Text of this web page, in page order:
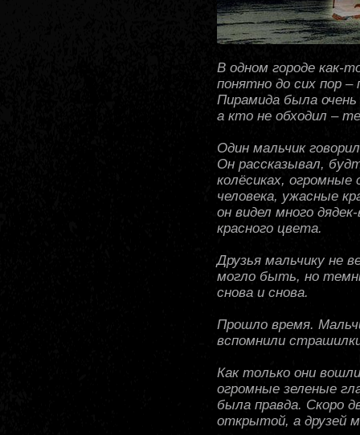
В одном городе как-
понятно до сих пор
Пирамида была
а кто не обходил –
Один мальчик
Он рассказывал,
колёсиках,
человека, ужасные
он видел много
красного цвета.
Друзья мальчику не
могло быть, но
снова и снова.
Прошло время.
вспомнили
Как только они
огромные зеленые
была правда. Скоро
открытой, а друзей